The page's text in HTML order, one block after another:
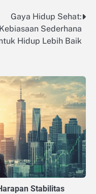
Gaya Hidup Sehat:
Kebiasaan Sederhana
Hidup Lebih Baik
Stabilitas